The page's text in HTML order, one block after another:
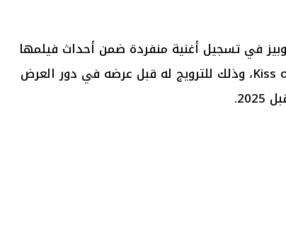
لوبيز في تسجيل أغنية منفردة ضمن أحداث فيلمها
الجديد Kiss of the Spider Woman، وذلك للترويج له قبل عرضه في دور العرض